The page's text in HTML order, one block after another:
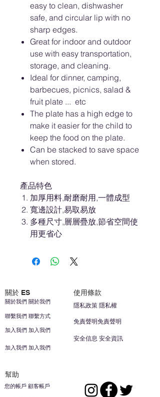
easy to clean, dishwasher
safe, and circular lip with no
sharp edges.
Great for indoor and outdoor
use with easy transportation,
storage, and cleaning.
Ideal for dinner, camping,
barbecues, picnics, salad &
fruit plate ... etc
The plate has a high edge to
make it easier for the child to
keep the food on the plate.
Can be stacked to save space
when stored.
產品特色
加厚用料,耐磨耐用,一體成型
寬邊設計,易取易放
多種尺寸,層層疊放,節省空間使
用更省心
關於 ES 使用條款
聯繫我們 聯繫方式
加入我們 加入我們
關於我們 關於我們
加入我們 加入我們
安全信息 安全資訊
免責聲明免責聲明
隱私政策 隱私權
幫助
您的帳戶 顧客帳戶